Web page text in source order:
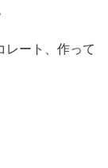
レート、作って